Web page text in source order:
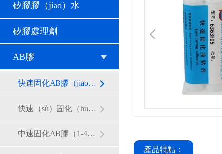
矽膠膠（jiāo）水
矽膠處理劑
AB膠
快速固化AB膠（jiāo）（1-10分（fèn）鍾）
快速（sù）固化（huà）AB膠（jiāo）（20-30分鍾）
中速固化AB膠（1-4小時）
產品特點：